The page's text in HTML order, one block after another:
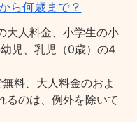
ら何歳まで？
大人料金、小学生の小
児、乳児（0歳）の4
料、大人料金のおよ
るのは、例外を除いて